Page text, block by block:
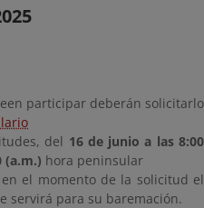
participar deberán solicitarlo
del 16 de junio a las 8:00
(a.m.) hora peninsular
el momento de la solicitud el
servirá para su baremación.